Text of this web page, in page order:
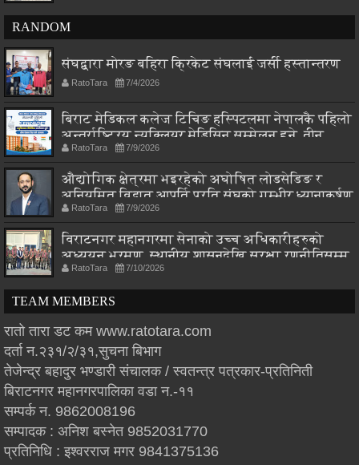
RANDOM
संघद्वारा मोरङ बहिरा क्रिकेट संघलाई जर्सी हस्तान्तरण
RatoTara 7/4/2026
बिराट मेडिकल कलेज टिचिङ हस्पिटलमा नेपालकै पहिलो
अन्तर्राष्ट्रिय न्यूक्लियर मेडिसिन सम्मेलन हुने, तीन
देशका विज्ञ एकै मञ्चमा
RatoTara 7/9/2026
औद्योगिक क्षेत्रमा भइरहेको अघोषित लोडसेडिङ र
अनियमित विद्युत आपूर्ति प्रति संघको गम्भीर ध्यानाकर्षण
RatoTara 7/9/2026
विराटनगर महानगरमा सेनाको उच्च अधिकारीहरुको
अध्ययन भ्रमण, स्थानीय शासनदेखि सुरक्षा रणनीतिसम्म
छलफल
RatoTara 7/10/2026
TEAM MEMBERS
रातो तारा डट कम www.ratotara.com
दर्ता न.२३१/२/३१,सुचना बिभाग
तेजेन्द्र बहादुर भण्डारी संचालक / स्वतन्त्र पत्रकार-प्रतिनिती
बिराटनगर महानगरपालिका वडा न.-११
सम्पर्क न. 9862008196
सम्पादक : अनिश बस्नेत 9852031770
प्रतिनिधि : इश्वरराज मगर 9841375136